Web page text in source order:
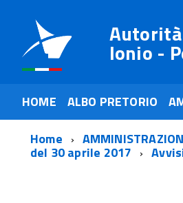
Ionio -
HOME ALBO PRETORIO
Home
del 30 aprile 2017